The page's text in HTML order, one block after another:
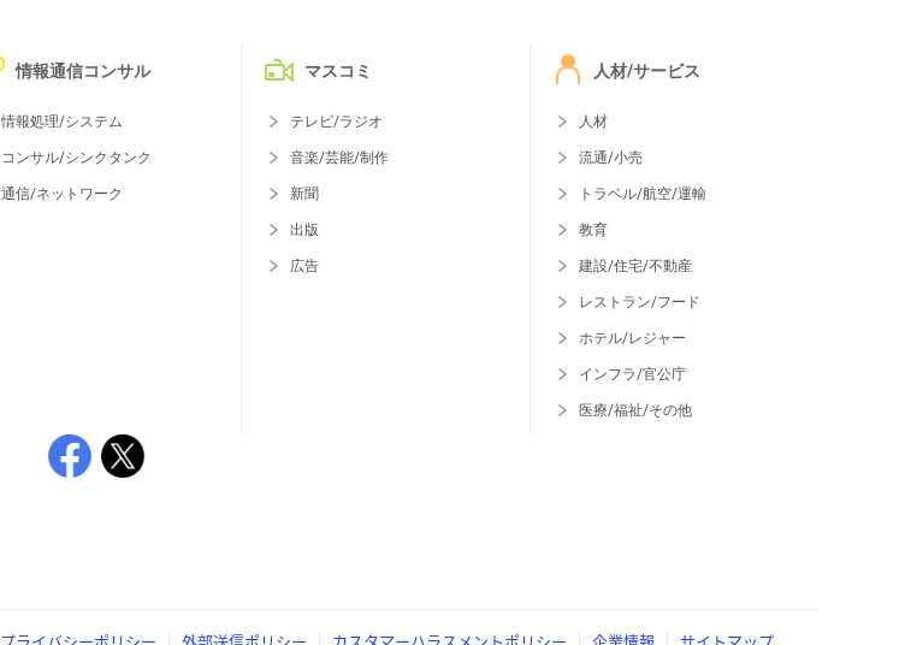
情報通信コンサル
情報処理/システム
コンサル/シンクタンク
通信/ネットワーク
マスコミ
テレビ/ラジオ
音楽/芸能/制作
新聞
出版
広告
人材/サービス
人材
流通/小売
トラベル/航空/運輸
教育
建設/住宅/不動産
レストラン/フード
ホテル/レジャー
インフラ/官公庁
医療/福祉/その他